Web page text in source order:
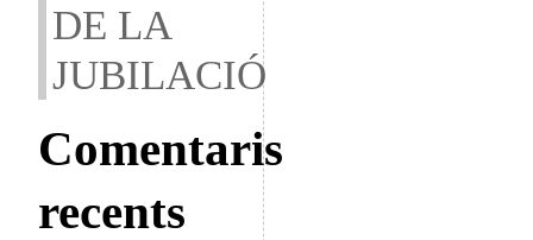
DE LA
JUBILACIÓ
Comentaris
recents